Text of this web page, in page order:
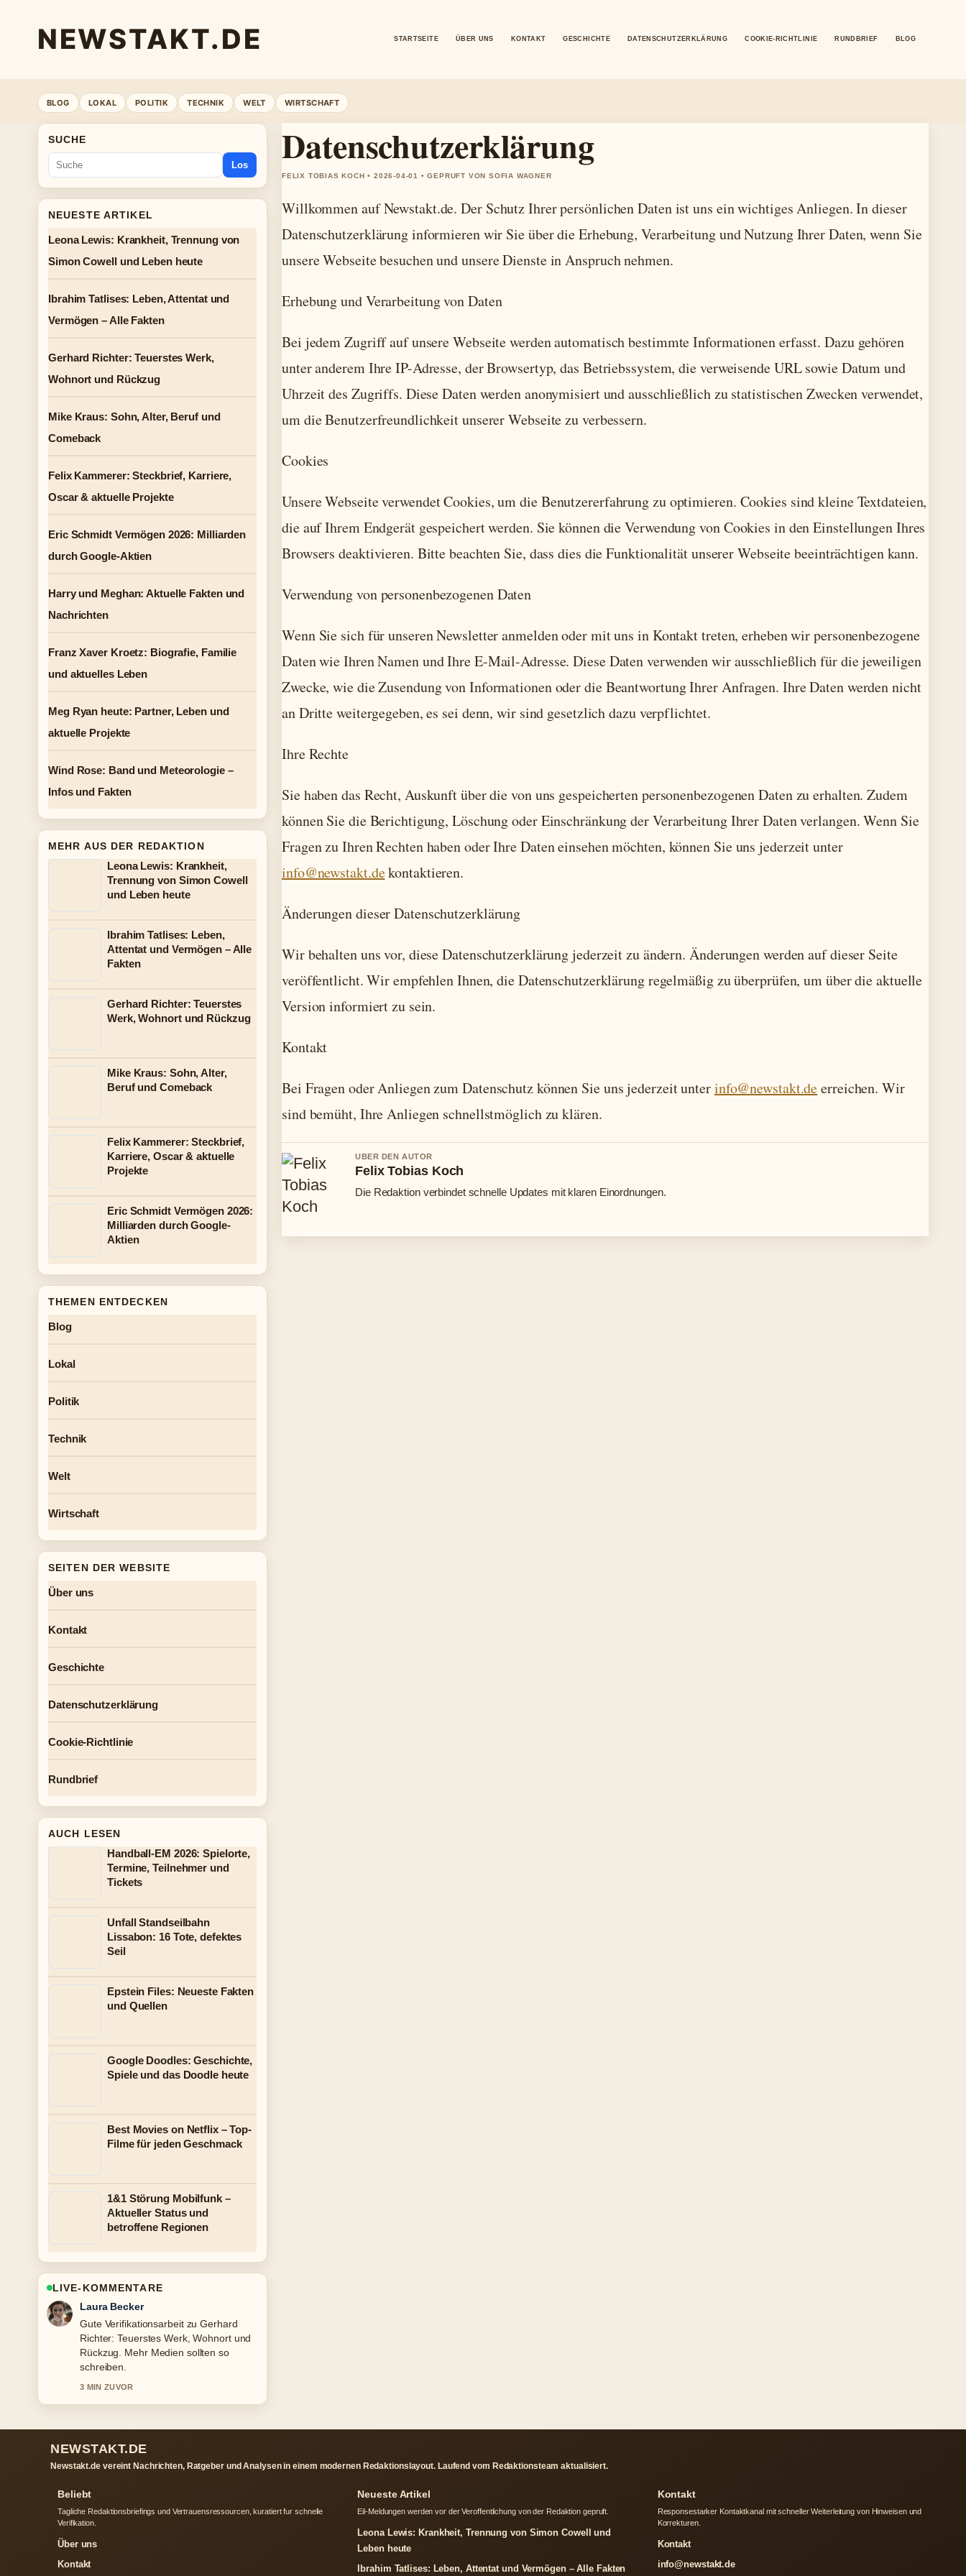
NEWSTAKT.DE STARTSEITE ÜBER UNS KONTAKT GESCHICHTE DATENSCHUTZERKLÄRUNG COOKIE-RICHTLINIE RUNDBRIEF BLOG
BLOG LOKAL POLITIK TECHNIK WELT WIRTSCHAFT
Datenschutzerklärung
FELIX TOBIAS KOCH • 2026-04-01 • GEPRUFT VON SOFIA WAGNER
Willkommen auf Newstakt.de. Der Schutz Ihrer persönlichen Daten ist uns ein wichtiges Anliegen. In dieser
Datenschutzerklärung informieren wir Sie über die Erhebung, Verarbeitung und Nutzung Ihrer Daten, wenn Sie
unsere Webseite besuchen und unsere Dienste in Anspruch nehmen.
Erhebung und Verarbeitung von Daten
Bei jedem Zugriff auf unsere Webseite werden automatisch bestimmte Informationen erfasst. Dazu gehören
unter anderem Ihre IP-Adresse, der Browsertyp, das Betriebssystem, die verweisende URL sowie Datum und
Uhrzeit des Zugriffs. Diese Daten werden anonymisiert und ausschließlich zu statistischen Zwecken verwendet,
um die Benutzerfreundlichkeit unserer Webseite zu verbessern.
Cookies
Unsere Webseite verwendet Cookies, um die Benutzererfahrung zu optimieren. Cookies sind kleine Textdateien,
die auf Ihrem Endgerät gespeichert werden. Sie können die Verwendung von Cookies in den Einstellungen Ihres
Browsers deaktivieren. Bitte beachten Sie, dass dies die Funktionalität unserer Webseite beeinträchtigen kann.
Verwendung von personenbezogenen Daten
Wenn Sie sich für unseren Newsletter anmelden oder mit uns in Kontakt treten, erheben wir personenbezogene
Daten wie Ihren Namen und Ihre E-Mail-Adresse. Diese Daten verwenden wir ausschließlich für die jeweiligen
Zwecke, wie die Zusendung von Informationen oder die Beantwortung Ihrer Anfragen. Ihre Daten werden nicht
an Dritte weitergegeben, es sei denn, wir sind gesetzlich dazu verpflichtet.
Ihre Rechte
Sie haben das Recht, Auskunft über die von uns gespeicherten personenbezogenen Daten zu erhalten. Zudem
können Sie die Berichtigung, Löschung oder Einschränkung der Verarbeitung Ihrer Daten verlangen. Wenn Sie
Fragen zu Ihren Rechten haben oder Ihre Daten einsehen möchten, können Sie uns jederzeit unter
info@newstakt.dekontaktieren.
Änderungen dieser Datenschutzerklärung
Wir behalten uns vor, diese Datenschutzerklärung jederzeit zu ändern. Änderungen werden auf dieser Seite
veröffentlicht. Wir empfehlen Ihnen, die Datenschutzerklärung regelmäßig zu überprüfen, um über die aktuelle
Version informiert zu sein.
Kontakt
Bei Fragen oder Anliegen zum Datenschutz können Sie uns jederzeit unterinfo@newstakt.deerreichen. Wir
sind bemüht, Ihre Anliegen schnellstmöglich zu klären.
UBER DEN AUTOR
Felix Tobias Koch
Die Redaktion verbindet schnelle Updates mit klaren Einordnungen.
SUCHE
Los
NEUESTE ARTIKEL
Leona Lewis: Krankheit, Trennung von
Simon Cowell und Leben heute
Ibrahim Tatlises: Leben, Attentat und
Vermögen – Alle Fakten
Gerhard Richter: Teuerstes Werk,
Wohnort und Rückzug
Mike Kraus: Sohn, Alter, Beruf und
Comeback
Felix Kammerer: Steckbrief, Karriere,
Oscar & aktuelle Projekte
Eric Schmidt Vermögen 2026: Milliarden
durch Google-Aktien
Harry und Meghan: Aktuelle Fakten und
Nachrichten
Franz Xaver Kroetz: Biografie, Familie
und aktuelles Leben
Meg Ryan heute: Partner, Leben und
aktuelle Projekte
Wind Rose: Band und Meteorologie –
Infos und Fakten
MEHR AUS DER REDAKTION
Leona Lewis: Krankheit,
Trennung von Simon Cowell
und Leben heute
Ibrahim Tatlises: Leben,
Attentat und Vermögen – Alle
Fakten
Gerhard Richter: Teuerstes
Werk, Wohnort und Rückzug
Mike Kraus: Sohn, Alter,
Beruf und Comeback
Felix Kammerer: Steckbrief,
Karriere, Oscar & aktuelle
Projekte
Eric Schmidt Vermögen 2026:
Milliarden durch Google-
Aktien
THEMEN ENTDECKEN
Blog
Lokal
Politik
Technik
Welt
Wirtschaft
SEITEN DER WEBSITE
Über uns
Kontakt
Geschichte
Datenschutzerklärung
Cookie-Richtlinie
Rundbrief
AUCH LESEN
Handball-EM 2026: Spielorte,
Termine, Teilnehmer und
Tickets
Unfall Standseilbahn
Lissabon: 16 Tote, defektes
Seil
Epstein Files: Neueste Fakten
und Quellen
Google Doodles: Geschichte,
Spiele und das Doodle heute
Best Movies on Netflix – Top-
Filme für jeden Geschmack
1&1 Störung Mobilfunk –
Aktueller Status und
betroffene Regionen
LIVE-KOMMENTARE
Nico Hoffmann
Starke Einordnung zu Leona Lewis:
Krankheit, Trennung von Simon
Cowell.... Das ist die klarste
Zusammenfassung, die ich heute
NEWSTAKT.DE
Beliebt
Tagliche Redaktionsbriefings und Vertrauensressourcen, kuratiert fur schnelle
Verifikation.
Über uns
Neueste Artikel
Leona Lewis: Krankheit, Trennung von Simon Cowell und
Leben heute
Kontakt
Responsestarker Kontaktkanal mit schneller Weiterleitung von Hinweisen und
Kontakt